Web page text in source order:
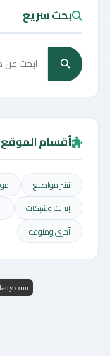
بحث سريع
أقسام الموقع
نشر مواضيع
إنترنت وشبكات
أخرى ومنوعه